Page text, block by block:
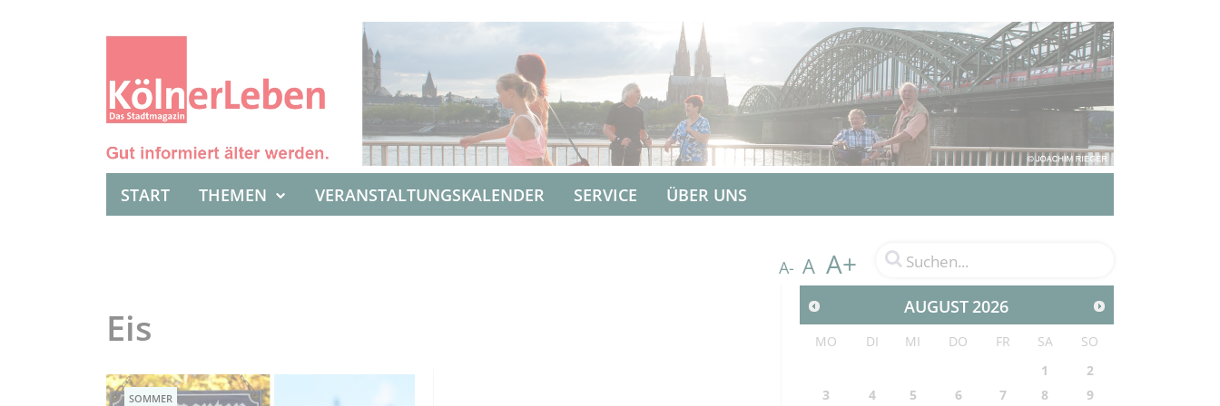
START THEMEN VERANSTALTUNGSKALENDER SERVICE ÜBER UNS
A- A A+
Eis
SOMMER
AUGUST2026
MO DI MI DO FR SA
SO
1
2
3
4 5 6 7 8 9